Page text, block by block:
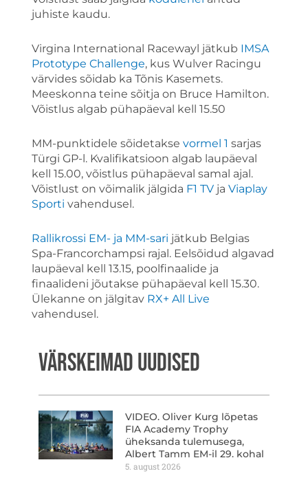
juhiste kaudu.
Virgina International Racewayl jätkub IMSA
Prototype Challenge, kus Wulver Racingu
värvides sõidab ka Tõnis Kasemets.
Meeskonna teine sõitja on Bruce Hamilton.
Võistlus algab pühapäeval kell 15.50
MM-punktidele sõidetakse vormel 1 sarjas
Türgi GP-l. Kvalifikatsioon algab laupäeval
kell 15.00, võistlus pühapäeval samal ajal.
Võistlust on võimalik jälgida F1 TV jaViaplay
Sportivahendusel.
Rallikrossi EM- ja MM-sari jätkub Belgias
Spa-Francorchampsi rajal. Eelsõidud algavad
laupäeval kell 13.15, poolfinaalide ja
finaalideni jõutakse pühapäeval kell 15.30.
Ülekanne on jälgitav RX+ All Live
vahendusel.
VÄRSKEIMAD UUDISED
VIDEO. Oliver Kurg lõpetas
FIA Academy Trophy
üheksanda tulemusega,
Albert Tamm EM-il 29. kohal
5. august 2026